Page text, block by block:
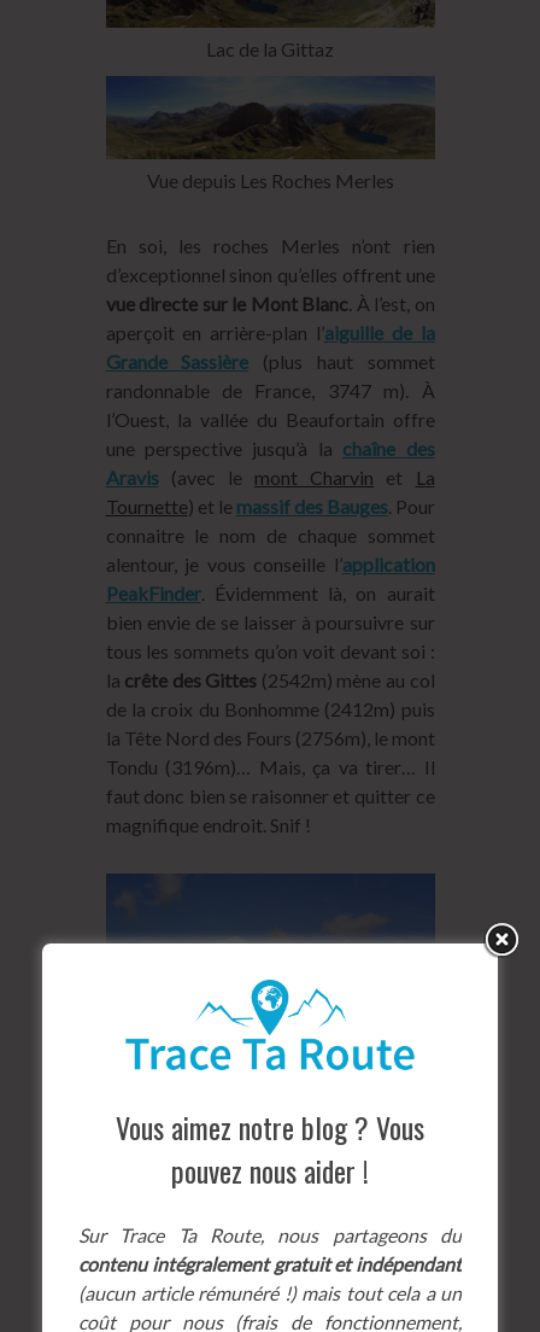
Lac de la Gittaz
Vue depuis Les Roches Merles
En soi, les roches Merles n’ont rien
d’exceptionnel sinon qu’elles offrent une
vue directe sur le Mont Blanc. À l’est, on
aperçoit en arrière-plan l’aiguille de la
Grande Sassière (plus haut sommet
randonnable de France, 3747 m). À
l’Ouest, la vallée du Beaufortain offre
une perspective jusqu’à la chaîne des
Aravis(avec le mont Charvin et
La
Tournette) et le massif des Bauges. Pour
connaitre le nom de chaque sommet
alentour, je vous conseille l’application
PeakFinder. Évidemment là, on aurait
bien envie de se laisser à poursuivre sur
tous les sommets qu’on voit devant soi :
la crête des Gittes (2542m) mène au col
de la croix du Bonhomme (2412m) puis
la Tête Nord des Fours (2756m), le mont
Tondu (3196m)… Mais, ça va tirer… Il
faut donc bien se raisonner et quitter ce
magnifique endroit. Snif !
Le Mont Blanc
le Cormet de Roselend, la Pointe de la
Terrasse et l’Aiguille du Grand Fond
Vous aimez notre blog ? Vous
pouvez nous aider !
Sur Trace Ta Route, nous partageons du
contenu intégralement gratuit et indépendant
(aucun article rémunéré !) mais tout cela a un
coût pour nous (frais de fonctionnement,